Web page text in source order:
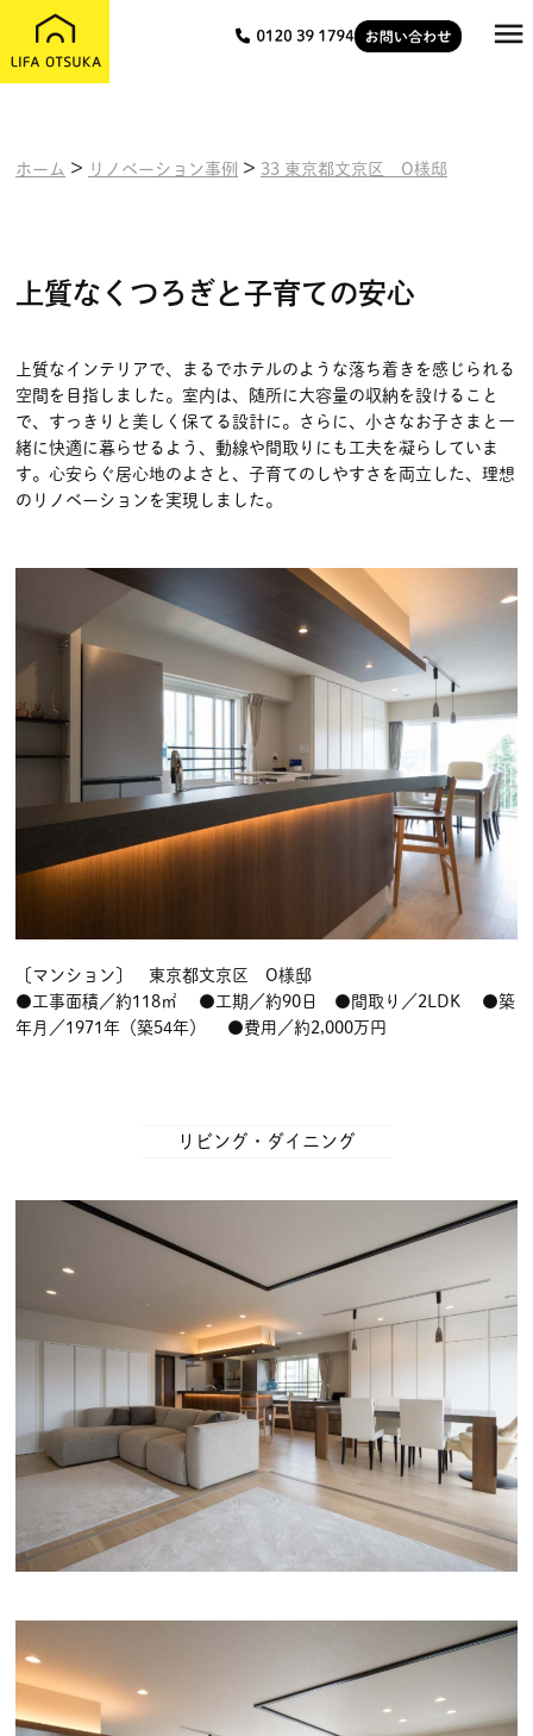

ホーム > リノベーション事例 > 33 東京都文京区 O様邸
上質なくつろぎと子育ての安心
上質なインテリアで、まるでホテルのような落ち着きを感じられる
空間を目指しました。室内は、随所に大容量の収納を設けること
で、すっきりと美しく保てる設計に。さらに、小さなお子さまと一
緒に快適に暮らせるよう、動線や間取りにも工夫を凝らしていま
す。心安らぐ居心地のよさと、子育てのしやすさを両立した、理想
のリノベーションを実現しました。
〔マンション〕 東京都文京区 O様邸
●工事面積／約118㎡ ●工期／約90日 ●間取り／2LDK ●築
年月／1971年（築54年） ●費用／約2,000万円
リビング・ダイニング